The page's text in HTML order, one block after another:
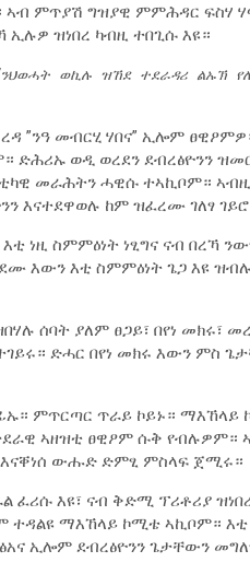
ምጥያሽ ግዝያዊ ምምሕዳር ፍስሃ
ኢሉዎ ዝነበረ ካብዚ ተበጊሱ እዩ።
ንህወሓት ወኪሉ ዝኸደ ተደራዳሪ ልኡኽ
”ንዓ መብርሂ ሃበና” ኢሎም
ድሕሪኡ ወዲ ወረደን ደብረፅዮንን
መራሕትን ሓዊሱ ተኣኪቦም።
እናተደዋወሉ ከም ዝፈረሙ ገለፃ
ስምምዕነት ነፂግና ናብ በረኻ
እውን እቲ ስምምዕነት ጌጋ እዩ ዝብሉ
ሰባት ያለም ፀጋይ፣ በየነ መክሩ፣
ድሓር በየነ መክሩ እውን ምስ
ምጥርጣር ጥራይ ኮይኑ። ማእኸላይ
ኣዘዝቲ ፀዊዖም ሱቅ የብሉዎም።
እናቐነሰ ውሑድ ድምፂ ምስላፍ ጀሚሩ።
እዩ፣ ናብ ቅድሚ ፕሪቶሪያ
ተዳልዩ ማእኸላይ ኮሚቴ ኣኪቦም።
ኢሎም ደብረፅዮንን ጌታቸውን